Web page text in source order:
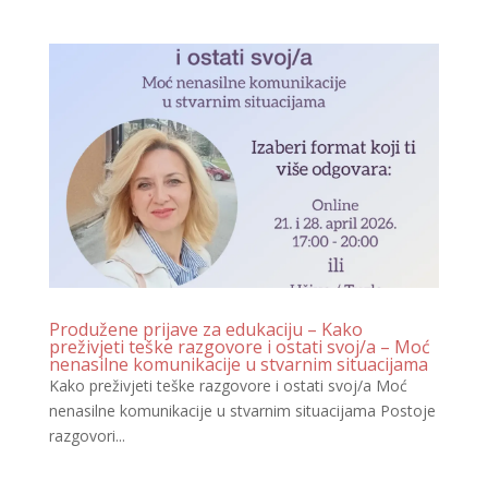
Produžene prijave za edukaciju – Kako
preživjeti teške razgovore i ostati svoj/a – Moć
nenasilne komunikacije u stvarnim situacijama
Kako preživjeti teške razgovore i ostati svoj/a Moć
nenasilne komunikacije u stvarnim situacijama Postoje
razgovori...